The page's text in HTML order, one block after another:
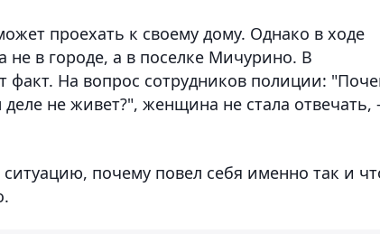
проехать к своему дому. Однако в ходе
не в городе, а в поселке Мичурино. В
факт. На вопрос сотрудников полиции:
не живет?", женщина не стала отвечать, -
почему повел себя именно так и